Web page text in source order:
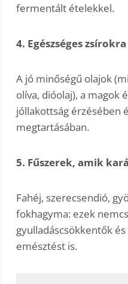
fermentált ételekkel.
4. Egészséges
A jó minőségű olajok
olíva, dióolaj), a magok
jóllakottság érzésében
megtartásában.
5. Fűszerek, amik
Fahéj, szerecsendió,
fokhagyma: ezek
gyulladáscsökkentők
emésztést is.